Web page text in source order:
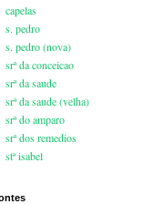
capelas
s. pedro
s. pedro (nova)
srª da conceicao
srª da saude
srª da saude (velha)
srª do amparo
srª dos remedios
stª isabel